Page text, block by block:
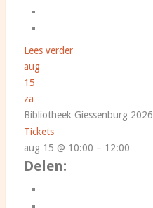
Lees verder
aug
15
za
Bibliotheek Giessenburg 2026
Tickets
aug 15 @ 10:00 – 12:00
Delen: